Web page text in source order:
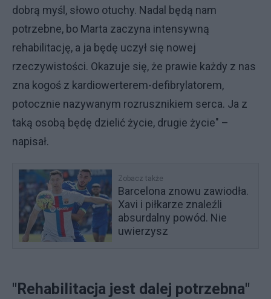
dobrą myśl, słowo otuchy. Nadal będą nam
potrzebne, bo Marta zaczyna intensywną
rehabilitację, a ja będę uczył się nowej
rzeczywistości. Okazuje się, że prawie każdy z nas
zna kogoś z kardiowerterem-defibrylatorem,
potocznie nazywanym rozrusznikiem serca. Ja z
taką osobą będę dzielić życie, drugie życie" –
napisał.
Zobacz także
Barcelona znowu zawiodła.
Xavi i piłkarze znaleźli
absurdalny powód. Nie
uwierzysz
"Rehabilitacja jest dalej potrzebna"